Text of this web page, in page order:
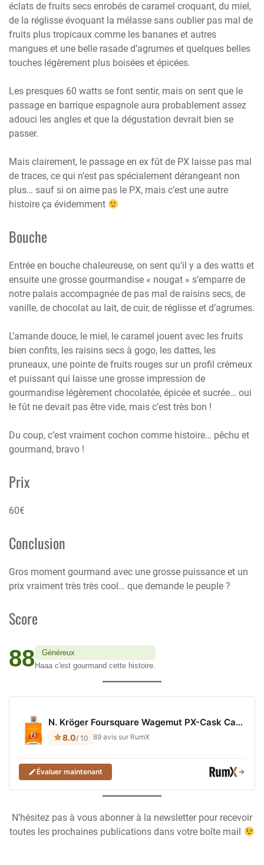
éclats de fruits secs enrobés de caramel croquant, du miel,
de la réglisse évoquant la mélasse sans oublier pas mal de
fruits plus tropicaux comme les bananes et autres
mangues et une belle rasade d’agrumes et quelques belles
touches légèrement plus boisées et épicées.
Les presques 60 watts se font sentir, mais on sent que le
passage en barrique espagnole aura probablement assez
adouci les angles et que la dégustation devrait bien se
passer.
Mais clairement, le passage en ex fût de PX laisse pas mal
de traces, ce qui n’est pas spécialement dérangeant non
plus… sauf si on aime pas le PX, mais c’est une autre
histoire ça évidemment
Bouche
Entrée en bouche chaleureuse, on sent qu’il y a des watts et
ensuite une grosse gourmandise « nougat » s’emparre de
notre palais accompagnée de pas mal de raisins secs, de
vanille, de chocolat au lait, de cuir, de réglisse et d’agrumes.
L’amande douce, le miel, le caramel jouent avec les fruits
bien confits, les raisins secs à gogo, les dattes, les
pruneaux, une pointe de fruits rouges sur un profil crémeux
et puissant qui laisse une grosse impression de
gourmandise légèrement chocolatée, épicée et sucrée… oui
le fût ne devait pas être vide, mais c’est très bon !
Du coup, c’est vraiment cochon comme histoire… pêchu et
gourmand, bravo !
Prix
60€
Conclusion
Gros moment gourmand avec une grosse puissance et un
prix vraiment très très cool… que demande le peuple ?
Score
88
Généreux
Haaa c'est gourmand cette histoire.
N’hésitez pas à vous abonner à la newsletter pour recevoir
toutes les prochaines publications dans votre boîte mail